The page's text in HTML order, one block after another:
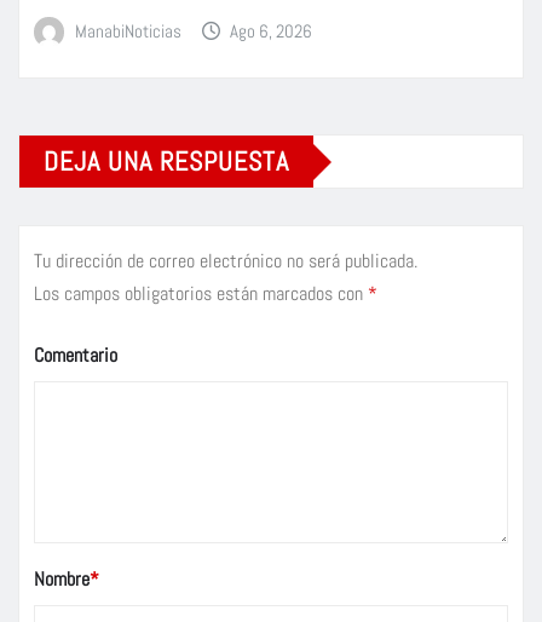
ManabiNoticias Ago 6, 2026
DEJA UNA RESPUESTA
Tu dirección de correo electrónico no será publicada.
Los campos obligatorios están marcados con *
Comentario
Nombre*